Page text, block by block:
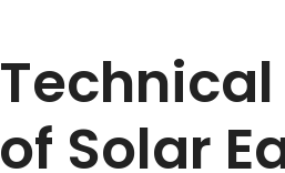
of Solar